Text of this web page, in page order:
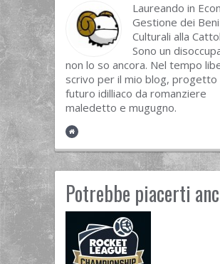
Laureando in
Gestione dei Beni
Culturali alla
Sono un
non lo so ancora. Nel tempo
scrivo per il mio blog, progetto
futuro idilliaco da romanziere
maledetto e mugugno.
Potrebbe piacerti